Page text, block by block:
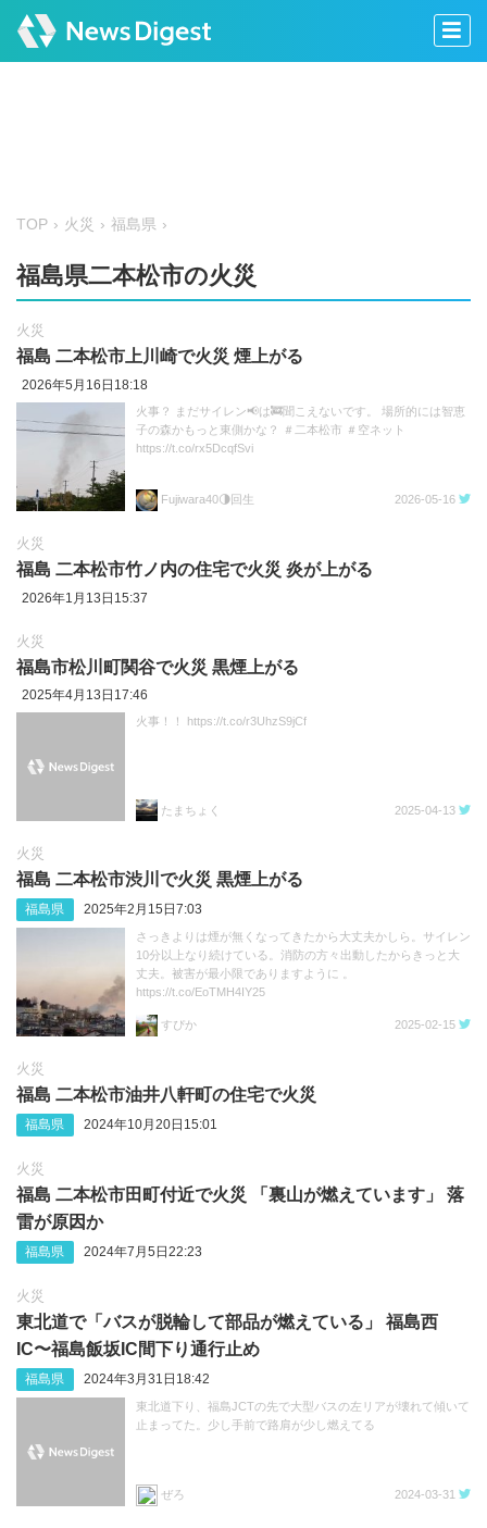
TOP 火災 福島県
福島県二本松市の火災
火災
福島 二本松市上川崎で火災 煙上がる
2026年5月16日18:18
火事？ まだサイレン📢は🚒聞こえないです。 場所的には智恵
子の森かもっと東側かな？ ＃二本松市 ＃空ネット
https://t.co/rx5DcqfSvi
Fujiwara40🌗回生 2026-05-16
火災
福島 二本松市竹ノ内の住宅で火災 炎が上がる
2026年1月13日15:37
火災
福島市松川町関谷で火災 黒煙上がる
2025年4月13日17:46
火事！！ https://t.co/r3UhzS9jCf
たまちょく 2025-04-13
火災
福島 二本松市渋川で火災 黒煙上がる
福島県 2025年2月15日7:03
さっきよりは煙が無くなってきたから大丈夫かしら。サイレン
10分以上なり続けている。消防の方々出動したからきっと大
丈夫。被害が最小限でありますように 。
https://t.co/EoTMH4IY25
すぴか 2025-02-15
火災
福島 二本松市油井八軒町の住宅で火災
福島県 2024年10月20日15:01
火災
福島 二本松市田町付近で火災 「裏山が燃えています」 落
雷が原因か
福島県 2024年7月5日22:23
火災
東北道で「バスが脱輪して部品が燃えている」 福島西
IC〜福島飯坂IC間下り通行止め
福島県 2024年3月31日18:42
東北道下り、福島JCTの先で大型バスの左リアが壊れて傾いて
止まってた。少し手前で路肩が少し燃えてる
ぜろ 2024-03-31